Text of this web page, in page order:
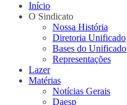
Início
O Sindicato
Nossa História
Diretoria Unificado
Bases do Unificado
Representações
Lazer
Matérias
Notícias Gerais
Daesp